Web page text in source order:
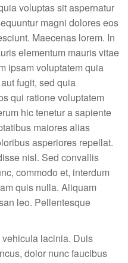
voluptas sit aspernatur
magni dolores eos
Maecenas lorem. In
elementum mauris vitae
ipsam voluptatem quia
fugit, sed quia
qui ratione voluptatem
hic tenetur a sapiente
maiores alias
asperiores repellat.
nisl. Sed convallis
commodo et, interdum
quis nulla. Aliquam
leo. Pellentesque
lacinia. Duis
dolor nunc faucibus